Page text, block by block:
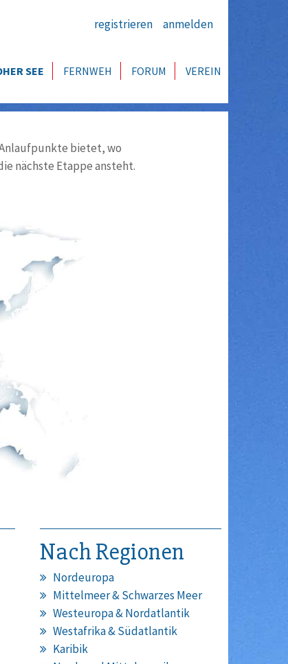
registrieren anmelden
SEE FERNWEH FORUM VEREIN
bietet, wo
nächste Etappe ansteht.
Nach Regionen
Nordeuropa
Mittelmeer & Schwarzes Meer
Westeuropa & Nordatlantik
Westafrika & Südatlantik
Karibik